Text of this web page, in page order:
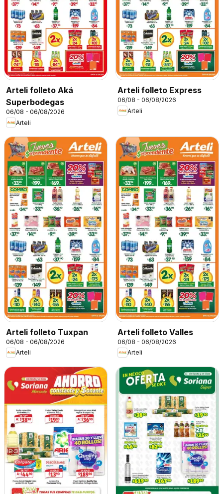
Arteli folleto Aká
Superbodegas
06/08 - 06/08/2026
Arteli
Arteli folleto Express
06/08 - 06/08/2026
Arteli
Arteli folleto Tuxpan
06/08 - 06/08/2026
Arteli
Arteli folleto Valles
06/08 - 06/08/2026
Arteli